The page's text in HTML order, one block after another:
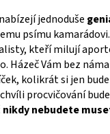
jednoduše
psímu
kteří milují
Házeč Vám bez
kolikrát si jen bude
procvičování
nikdy nebudete